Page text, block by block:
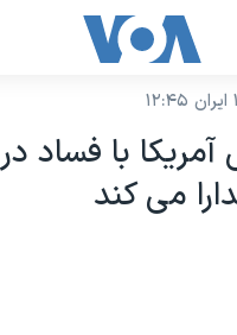
با فساد در
می کند